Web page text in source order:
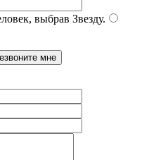
выбрав Звезду.